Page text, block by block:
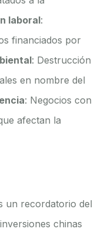
laboral:
financiados por
: Destrucción
en nombre del
: Negocios con
afectan la
un recordatorio del
chinas